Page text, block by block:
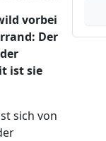
vorbei
Der
ist sie
sich von